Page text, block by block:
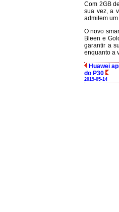
Com 2GB
sua vez, a
admitem
O novo
Bleen e
garantir a
enquanto a
Huawei
do P30
2019-05-14